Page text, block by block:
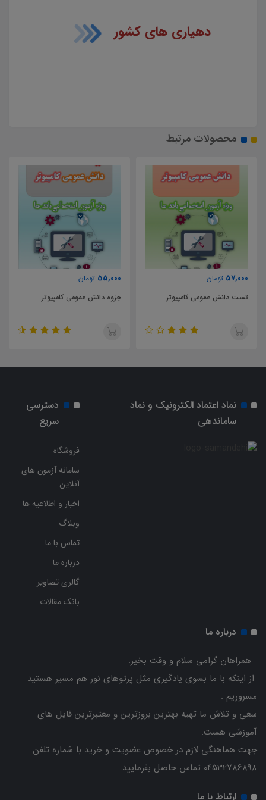
دهیاری های کشور
محصولات مرتبط
57,000 تومان
تست دانش عمومی کامپیوتر
55,000 تومان
جزوه دانش عمومی کامپیوتر
نماد اعتماد الکترونیک و نماد
ساماندهی
دسترسی
سریع
فروشگاه
سامانه آزمون های
آنلاین
اخبار و اطلاعیه ها
وبلاگ
تماس با ما
درباره ما
گالری تصاویر
بانک مقالات
درباره ما
همراهان گرامی سلام و وقت بخیر.
از اینکه با ما بسوی یادگیری مثل پرتوهای نور هم مسیر هستید
مسروریم .
سعی و تلاش ما تهیه بهترین بروزترین و معتبرترین فایل های
آموزشی هست.
جهت هماهنگی لازم در خصوص عضویت و خرید با شماره تلفن
04532786898 تماس حاصل بفرمایید.
ارتباط با ما